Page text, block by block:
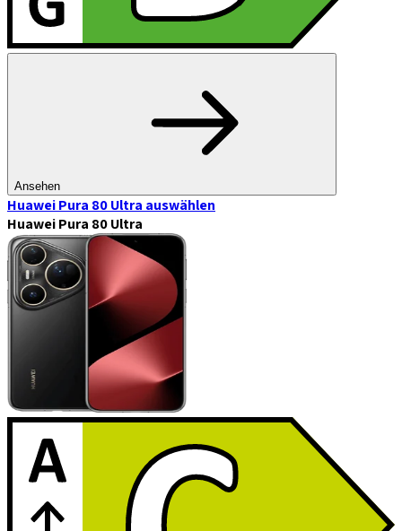
Ansehen
Huawei Pura 80 Ultra auswählen
Huawei Pura 80 Ultra